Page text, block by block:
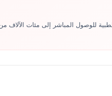
للوصول المباشر إلى مئات الآلاف